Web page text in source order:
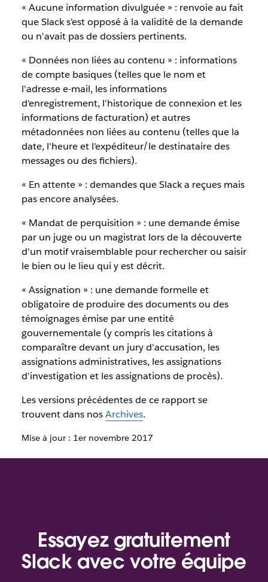
« Aucune information divulguée » : renvoie au fait
que Slack s'est opposé à la validité de la demande
ou n'avait pas de dossiers pertinents.
« Données non liées au contenu » : informations
de compte basiques (telles que le nom et
l'adresse e-mail, les informations
d'enregistrement, l'historique de connexion et les
informations de facturation) et autres
métadonnées non liées au contenu (telles que la
date, l'heure et l'expéditeur/le destinataire des
messages ou des fichiers).
« En attente » : demandes que Slack a reçues mais
pas encore analysées.
« Mandat de perquisition » : une demande émise
par un juge ou un magistrat lors de la découverte
d'un motif vraisemblable pour rechercher ou saisir
le bien ou le lieu qui y est décrit.
« Assignation » : une demande formelle et
obligatoire de produire des documents ou des
témoignages émise par une entité
gouvernementale (y compris les citations à
comparaître devant un jury d'accusation, les
assignations administratives, les assignations
d'investigation et les assignations de procès).
Les versions précédentes de ce rapport se
trouvent dans nosArchives.
Mise à jour : 1er novembre 2017
Essayez gratuitement
Slack avec votre équipe